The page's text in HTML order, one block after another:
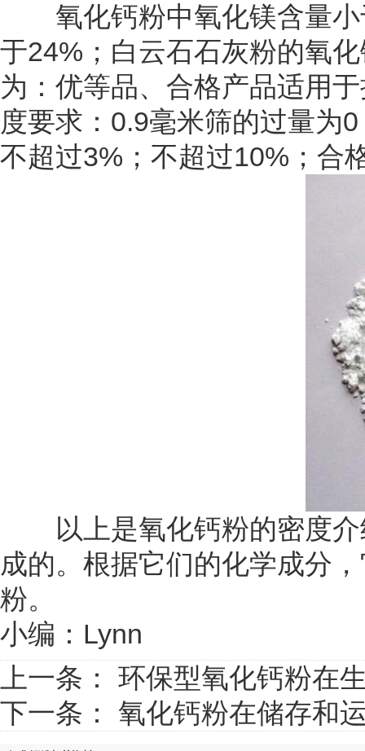
氧化钙粉中氧化镁含量小
于24%；白云石石灰粉的氧
为：优等品、合格产品适用
度要求：0.9毫米筛的过量为
不超过3%；不超过10%；合
以上是氧化钙粉的密度介
成的。根据它们的化学成分
粉。
小编：Lynn
上一条： 环保型氧化钙粉在
下一条： 氧化钙粉在储存和